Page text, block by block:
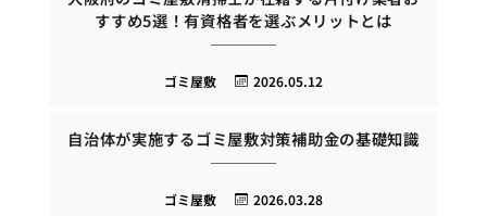
すすめ5選！有資格者を選ぶメリットとは
2026.05.12
ゴミ屋敷
自治体が実施するゴミ屋敷対策補助金の基礎知識
2026.03.28
ゴミ屋敷